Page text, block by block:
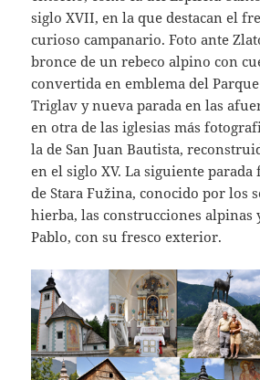
siglo XVII, en la que destacan el
curioso campanario. Foto ante
bronce de un rebeco alpino con
convertida en emblema del
Triglav y nueva parada en las
en otra de las iglesias más
la de San Juan Bautista,
en el siglo XV. La siguiente
de Stara Fužina, conocido por los
hierba, las construcciones alpinas
Pablo, con su fresco exterior.